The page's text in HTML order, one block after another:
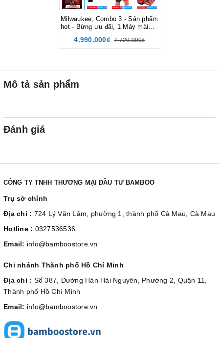
Milwaukee, Combo 3 - Sản phẩm
hot - Bừng ưu đãi, 1 Máy mài
M18B5, 1 Sạc nhanh M12-18FC,
1 Cặp găng tay chống cắt Level
4.990.000₫ 7.720.000₫
Mô tả sản phẩm
Đánh giá
CÔNG TY TNHH THƯƠNG MẠI ĐẦU TƯ BAMBOO
Trụ sở chính
Địa chỉ : 724 Lý Văn Lâm, phường 1, thành phố Cà Mau, Cà Mau
Hotline : 0327536536
Email: info@bamboostore.vn
Chi nhánh Thành phố Hồ Chí Minh
Địa chỉ : Số 387, Đường Hàn Hải Nguyên, Phường 2, Quận 11,
Thành phố Hồ Chí Minh
Email: info@bamboostore.vn